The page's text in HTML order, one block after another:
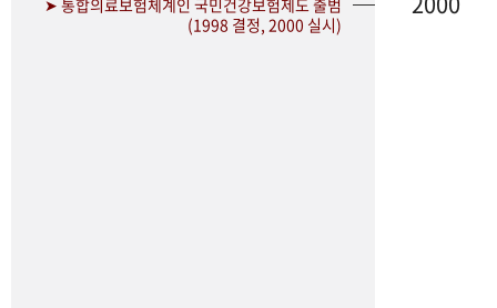
➤ 통합의료보험체계인 국민건강보험제도 출범
(1998 결정, 2000 실시)